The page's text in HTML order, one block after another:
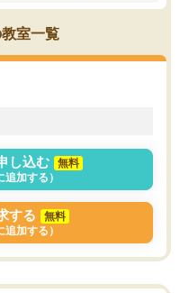
室一覧
し込む
無料
追加する）
する
無料
追加する）